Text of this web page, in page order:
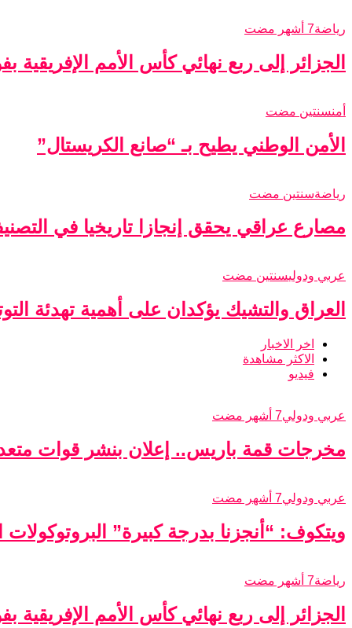
رياضة7 أشهر مضت
الجزائر إلى ربع نهائي كأس الأمم
أمنسنتين مضت
الأمن الوطني يطيح بـ “صانع الكريستال”
رياضةسنتين مضت
مصارع عراقي يحقق إنجازا تاريخيا في
عربي ودوليسنتين مضت
العراق والتشيك يؤكدان على أهمية تهدئة
اخر الاخبار
الاكثر مشاهدة
فيديو
عربي ودولي7 أشهر مضت
مخرجات قمة باريس.. إعلان بنشر قوات
عربي ودولي7 أشهر مضت
ويتكوف: “أنجزنا بدرجة كبيرة” البروتوكولات
رياضة7 أشهر مضت
الجزائر إلى ربع نهائي كأس الأمم